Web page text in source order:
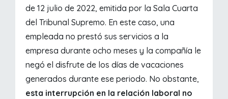
de 12 julio de 2022, emitida por la Sala Cuarta
del Tribunal Supremo. En este caso, una
empleada no prestó sus servicios a la
empresa durante ocho meses y la compañía le
negó el disfrute de los días de vacaciones
generados durante ese periodo. No obstante,
esta interrupción en la relación laboral no